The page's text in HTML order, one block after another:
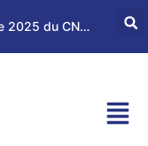
Assemblée Générale Ordinaire 2025 du CNPM